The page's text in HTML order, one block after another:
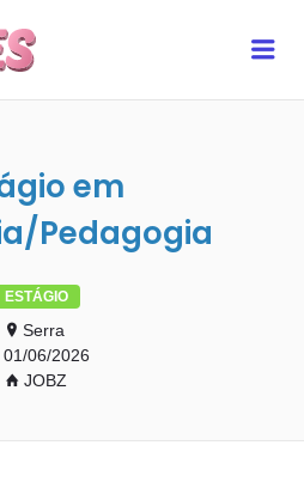
em
Pedagogia
ESTÁGIO
Serra
01/06/2026
JOBZ